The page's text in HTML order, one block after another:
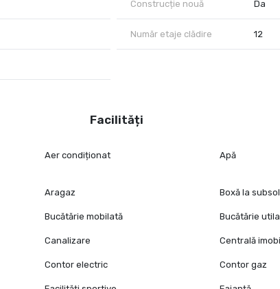
Construcție nouă Da
Număr etaje clădire 12
Facilități
Aer condiționat Apă
Aragaz Boxă la subsol
Bucătărie mobilată Bucătărie
Canalizare Centrală
Contor electric Contor gaz